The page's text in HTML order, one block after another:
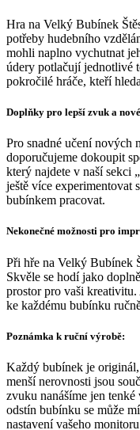
Hra na Velký Bubínek
potřeby hudebního
mohli naplno vychutnat
údery potlačují jednotlivé
pokročilé hráče, kteří
Doplňky pro lepší zvuk a
Pro snadné učení nových
doporučujeme dokoupit
který najdete v naší sekci
ještě více experimentovat
bubínkem pracovat.
Nekonečné možnosti pro
Při hře na Velký Bubínek
Skvěle se hodí jako
prostor pro vaši
ke každému bubínku
Poznámka k ruční výrobě:
Každý bubínek je
menší nerovnosti jsou
zvuku nanášíme jen
odstín bubínku se může
nastavení vašeho